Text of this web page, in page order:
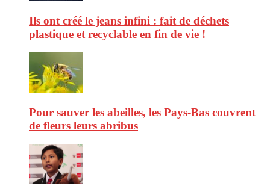
Ils ont créé le jeans infini : fait de déchets
plastique et recyclable en fin de vie !
Pour sauver les abeilles, les Pays-Bas couvrent
de fleurs leurs abribus